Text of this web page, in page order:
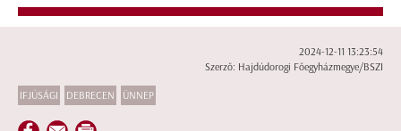
2024-12-11 13:23:54
Szerző: Hajdúdorogi Főegyházmegye/BSZI
IFJÚSÁGI DEBRECEN ÜNNEP